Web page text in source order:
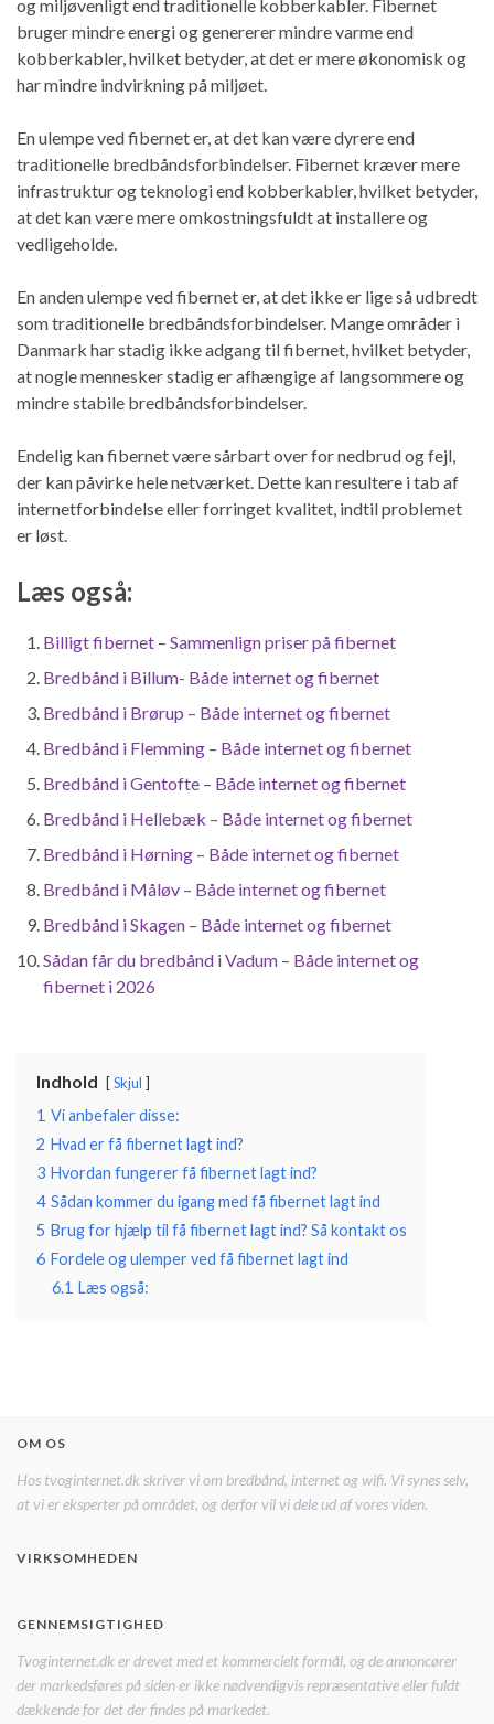
og miljøvenligt end traditionelle kobberkabler. Fibernet
bruger mindre energi og genererer mindre varme end
kobberkabler, hvilket betyder, at det er mere økonomisk og
har mindre indvirkning på miljøet.
En ulempe ved fibernet er, at det kan være dyrere end
traditionelle bredbåndsforbindelser. Fibernet kræver mere
infrastruktur og teknologi end kobberkabler, hvilket betyder,
at det kan være mere omkostningsfuldt at installere og
vedligeholde.
En anden ulempe ved fibernet er, at det ikke er lige så udbredt
som traditionelle bredbåndsforbindelser. Mange områder i
Danmark har stadig ikke adgang til fibernet, hvilket betyder,
at nogle mennesker stadig er afhængige af langsommere og
mindre stabile bredbåndsforbindelser.
Endelig kan fibernet være sårbart over for nedbrud og fejl,
der kan påvirke hele netværket. Dette kan resultere i tab af
internetforbindelse eller forringet kvalitet, indtil problemet
er løst.
Læs også:
Billigt fibernet – Sammenlign priser på fibernet
Bredbånd i Billum- Både internet og fibernet
Bredbånd i Brørup – Både internet og fibernet
Bredbånd i Flemming – Både internet og fibernet
Bredbånd i Gentofte – Både internet og fibernet
Bredbånd i Hellebæk – Både internet og fibernet
Bredbånd i Hørning – Både internet og fibernet
Bredbånd i Måløv – Både internet og fibernet
Bredbånd i Skagen – Både internet og fibernet
Sådan får du bredbånd i Vadum – Både internet og
fibernet i 2026
Indhold Skjul
1 Vi anbefaler disse:
2 Hvad er få fibernet lagt ind?
3 Hvordan fungerer få fibernet lagt ind?
4 Sådan kommer du igang med få fibernet lagt ind
5 Brug for hjælp til få fibernet lagt ind? Så kontakt os
6 Fordele og ulemper ved få fibernet lagt ind
6.1 Læs også:
OM OS
Hos tvoginternet.dk skriver vi om bredbånd, internet og wifi. Vi synes selv,
at vi er eksperter på området, og derfor vil vi dele ud af vores viden.
VIRKSOMHEDEN
GENNEMSIGTIGHED
Tvoginternet.dk er drevet med et kommercielt formål, og de annoncører
der markedsføres på siden er ikke nødvendigvis repræsentative eller fuldt
dækkende for det der findes på markedet.